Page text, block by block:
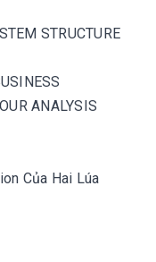
STRUCTURE
ANALYSIS
Của Hai Lúa